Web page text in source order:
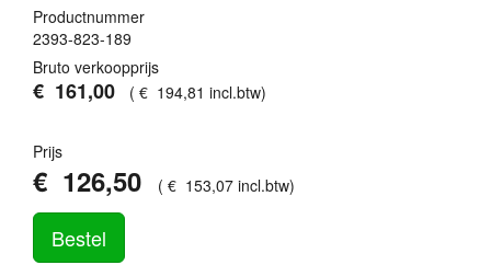
Productnummer
2393-823-189
Bruto verkoopprijs
€ 161,00 ( € 194,81 incl.btw)
Prijs
€ 126,50 ( € 153,07 incl.btw)
Bestel